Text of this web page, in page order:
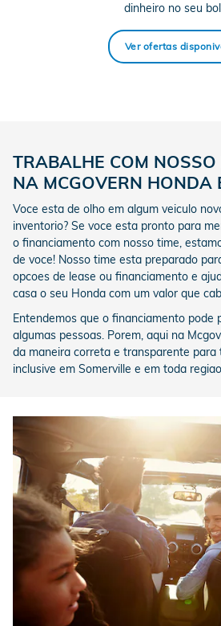
dinheiro no seu
Ver ofertas
TRABALHE COM NOSSO
NA MCGOVERN HONDA
Voce esta de olho em algum veiculo
inventorio? Se voce esta pronto para
o financiamento com nosso time,
de voce! Nosso time esta preparado
opcoes de lease ou financiamento e
casa o seu Honda com um valor que
Entendemos que o financiamento pode
algumas pessoas. Porem, aqui na
da maneira correta e transparente para
inclusive em Somerville e em toda